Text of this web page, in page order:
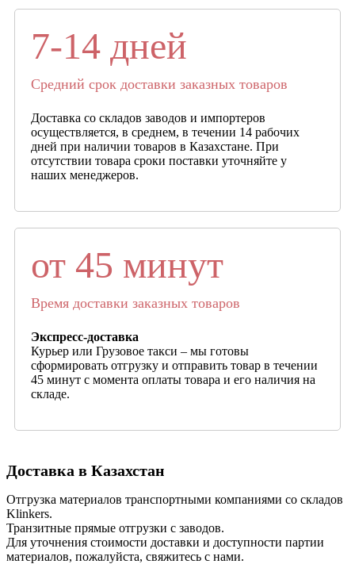
7-14 дней
Средний срок доставки заказных товаров
Доставка со складов заводов и импортеров
осуществляется, в среднем, в течении 14 рабочих
дней при наличии товаров в Казахстане. При
отсутствии товара сроки поставки уточняйте у
наших менеджеров.
от 45 минут
Время доставки заказных товаров
Экспресс-доставка
Курьер или Грузовое такси – мы готовы
сформировать отгрузку и отправить товар в течении
45 минут с момента оплаты товара и его наличия на
складе.
Доставка в Казахстан
Отгрузка материалов транспортными компаниями со складов
Klinkers.
Транзитные прямые отгрузки с заводов.
Для уточнения стоимости доставки и доступности партии
материалов, пожалуйста, свяжитесь с нами.